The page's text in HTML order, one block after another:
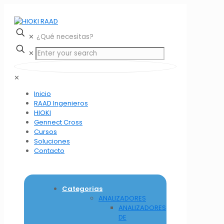
✕
✕
✕
Inicio
RAAD Ingenieros
HIOKI
Gennect Cross
Cursos
Soluciones
Contacto
Categorias
ANALIZADORES
ANALIZADORES
DE